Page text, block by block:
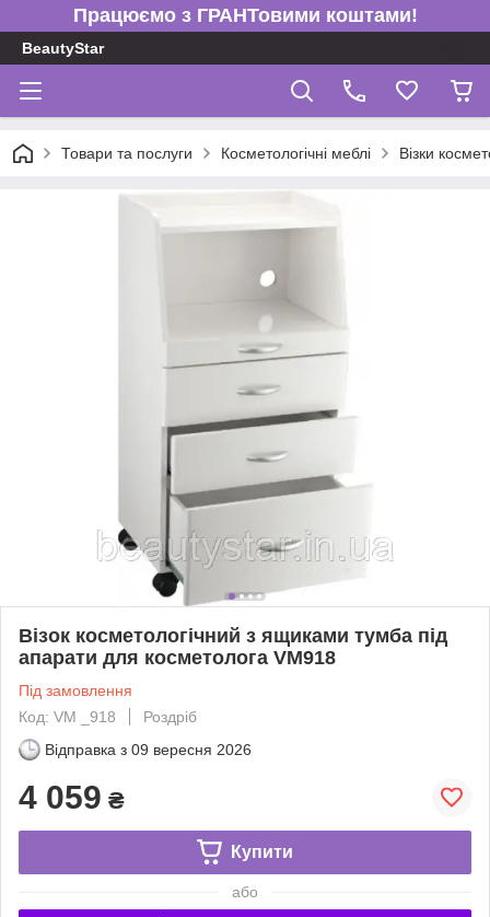
Працюємо з ГРАНТовими коштами!
BeautyStar
Товари та послуги Косметологічні меблі Візки
Візок косметологічний з ящиками тумба під
апарати для косметолога VM918
Під замовлення
Код: VM _918
Роздріб
Відправка з 09 вересня 2026
4 059 ₴
Купити
або